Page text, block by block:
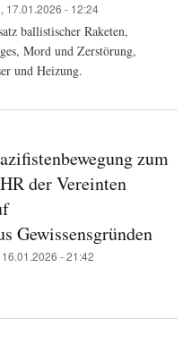
17.01.2026 - 12:24
ballistischer Raketen,
Mord und Zerstörung,
und Heizung.
zum
der Vereinten
Gewissensgründen
16.01.2026 - 21:42